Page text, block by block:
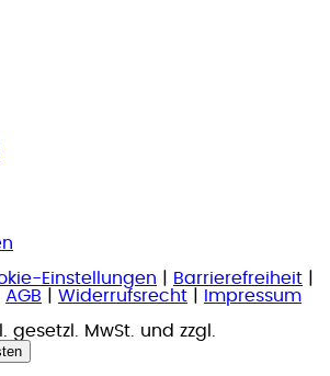
Einstellungen Barrierefreiheit
AGB Widerrufsrecht
Impressum
gesetzl. MwSt. und zzgl.